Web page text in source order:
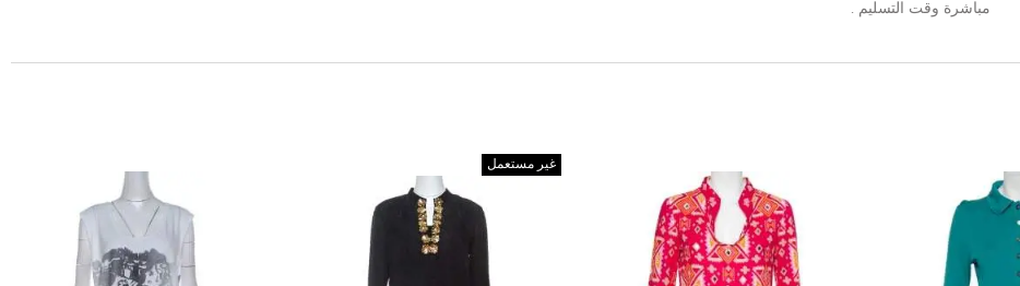
مباشرة وقت التسليم .
غير مستعمل